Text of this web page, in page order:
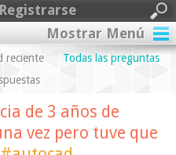
Mostrar Menú
reciente
Todas las preguntas
de 3 años de
vez pero tuve que